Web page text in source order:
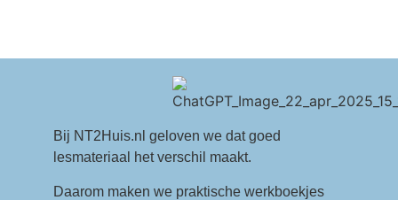
Bij NT2Huis.nl geloven we dat goed
lesmateriaal het verschil maakt.
Daarom maken we praktische werkboekjes